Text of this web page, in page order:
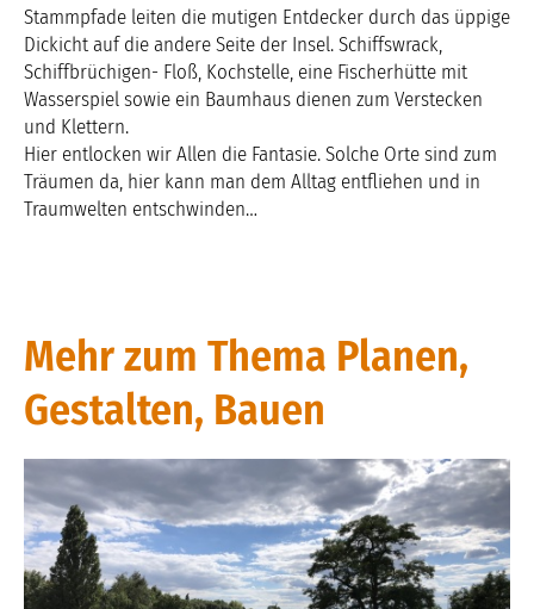
Stammpfade leiten die mutigen Entdecker durch das üppige
Dickicht auf die andere Seite der Insel. Schiffswrack,
Schiffbrüchigen- Floß, Kochstelle, eine Fischerhütte mit
Wasserspiel sowie ein Baumhaus dienen zum Verstecken
und Klettern.
Hier entlocken wir Allen die Fantasie. Solche Orte sind zum
Träumen da, hier kann man dem Alltag entfliehen und in
Traumwelten entschwinden…
Mehr zum Thema Planen,
Gestalten, Bauen